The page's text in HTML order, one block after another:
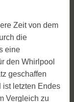
Zeit von dem
die
eine
den Whirlpool
geschaffen
ist letzten Endes
Vergleich zu